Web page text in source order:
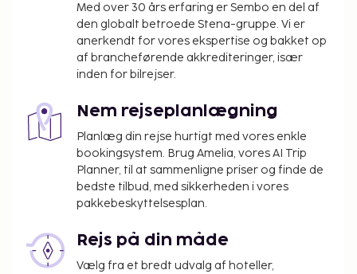
gælde. For yderligere oplysninger bedes du
kontakte overnatningsstedet via
kontaktoplysningerne angivet i
reservationsbekræftelsen.
Der pålægges en byskat: Fra den 1. november til
den 31. marts, 0.50 EUR pr. enhed pr. nat.
Der pålægges en byskat: Fra den 1. april til den
31. oktober, 2.00 EUR pr. enhed pr. nat.
Vi har medtaget alle gebyrer, som
overnatningsstedet har oplyst.
Gebyr for morgenmadsbuffet: 10 EUR for
voksne og 10 EUR for børn (cirkapriser)
Ovenstående liste er muligvis ikke fuldstændig.
Med over 30 års erfaring er Sembo en del af
den globalt betroede Stena-gruppe. Vi er
anerkendt for vores ekspertise og bakket op
af brancheførende akkrediteringer, især
inden for bilrejser.
Nem rejseplanlægning
Planlæg din rejse hurtigt med vores enkle
bookingsystem. Brug Amelia, vores AI Trip
Planner, til at sammenligne priser og finde de
bedste tilbud, med sikkerheden i vores
pakkebeskyttelsesplan.
Rejs på din måde
Vælg fra et bredt udvalg af hoteller,